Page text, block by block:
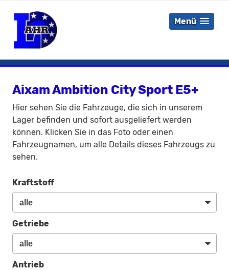
Menü
Aixam Ambition City Sport E5+
Hier sehen Sie die Fahrzeuge, die sich in unserem
Lager befinden und sofort ausgeliefert werden
können. Klicken Sie in das Foto oder einen
Fahrzeugnamen, um alle Details dieses Fahrzeugs zu
sehen.
Kraftstoff
Getriebe
Antrieb